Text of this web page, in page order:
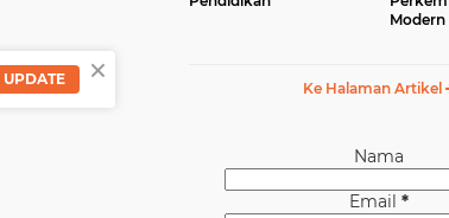
Modern
Ke Halaman Artikel
Nama
Email *
×
UPDATE